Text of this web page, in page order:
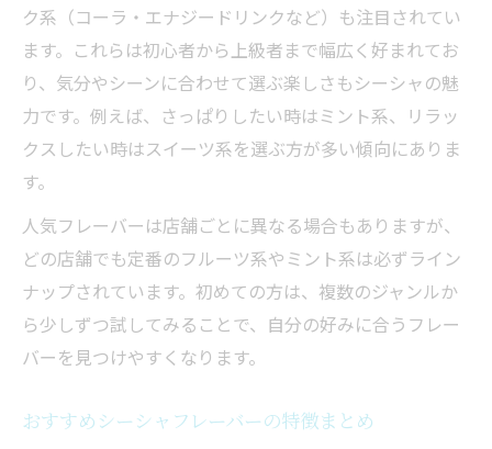
ク系（コーラ・エナジードリンクなど）も注目されてい
ます。これらは初心者から上級者まで幅広く好まれてお
り、気分やシーンに合わせて選ぶ楽しさもシーシャの魅
力です。例えば、さっぱりしたい時はミント系、リラッ
クスしたい時はスイーツ系を選ぶ方が多い傾向にありま
す。
人気フレーバーは店舗ごとに異なる場合もありますが、
どの店舗でも定番のフルーツ系やミント系は必ずライン
ナップされています。初めての方は、複数のジャンルか
ら少しずつ試してみることで、自分の好みに合うフレー
バーを見つけやすくなります。
おすすめシーシャフレーバーの特徴まとめ